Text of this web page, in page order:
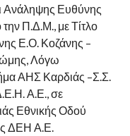
Ανάληψης Ευθύνης
Π.Δ.Μ., με Τίτλο
Ε.Ο. Κοζάνης –
Λόγω
ΑΗΣ Καρδιάς –Σ.Σ.
Α.Ε., σε
Εθνικής Οδού
ΔΕΗ Α.Ε.